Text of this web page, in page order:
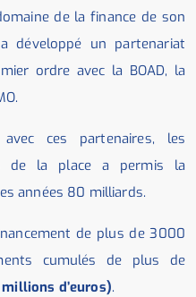
de la finance de son
a développé un partenariat
ordre avec la BOAD, la
ces partenaires, les
de la place a permis la
années 80 milliards.
de plus de 3000
cumulés de plus de
d’euros).